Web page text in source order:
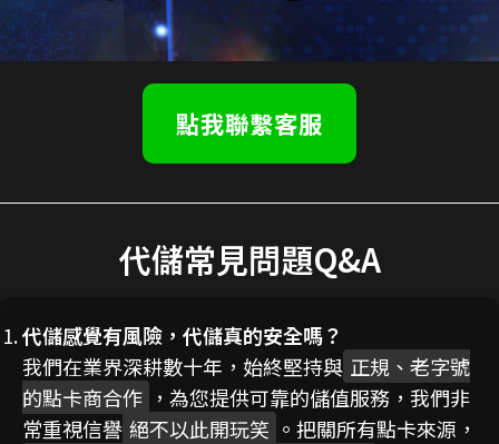
點我聯繫客服
代儲常見問題Q&A
代儲感覺有風險，代儲真的安全嗎？
我們在業界深耕數十年，始終堅持與 正規、老字號
的點卡商合作 ，為您提供可靠的儲值服務，我們非
常重視信譽 絕不以此開玩笑 。把關所有點卡來源，